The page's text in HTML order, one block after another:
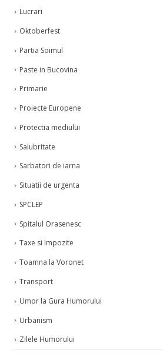
Lucrari
Oktoberfest
Partia Soimul
Paste in Bucovina
Primarie
Proiecte Europene
Protectia mediului
Salubritate
Sarbatori de iarna
Situatii de urgenta
SPCLEP
Spitalul Orasenesc
Taxe si Impozite
Toamna la Voronet
Transport
Umor la Gura Humorului
Urbanism
Zilele Humorului